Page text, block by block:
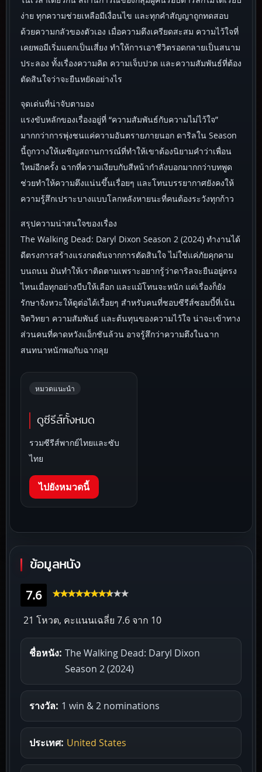
ง่าย ทุกความช่วยเหลือมีเงื่อนไข และทุกคำสัญญาถูกทดสอบ
ด้วยความกลัวของตัวเอง เมื่อความตึงเครียดสะสม ความไว้ใจที่
เคยพอมีเริ่มแตกเป็นเสี่ยง ทำให้การเอาชีวิตรอดกลายเป็นสนาม
ประลอง ทั้งเรื่องความคิด ความเจ็บปวด และความสัมพันธ์ที่ต้อง
ตัดสินใจว่าจะยืนหยัดอย่างไร
จุดเด่นที่น่าจับตามอง
แรงขับหลักของเรื่องอยู่ที่ “ความสัมพันธ์กับความไม่ไว้ใจ”
มากกว่าการพุ่งชนแค่ความอันตรายภายนอก ดาริลใน Season
นี้ถูกวางให้เผชิญสถานการณ์ที่ทำให้เขาต้องนิยามคำว่าเพื่อน
ใหม่อีกครั้ง ฉากที่ความเงียบกับสีหน้ากำลังบอกมากกว่าบทพูด
ช่วยทำให้ความตึงแน่นขึ้นเรื่อยๆ และโทนบรรยากาศยังคงให้
ความรู้สึกเปราะบางแบบโลกหลังหายนะที่คนต้องระวังทุกก้าว
สรุปความน่าสนใจของเรื่อง
The Walking Dead: Daryl Dixon Season 2 (2024) ทำงานได้
ดีตรงการสร้างแรงกดดันจากการตัดสินใจ ไม่ใช่แค่ภัยคุกคาม
บนถนน มันทำให้เราติดตามเพราะอยากรู้ว่าดาริลจะยืนอยู่ตรง
ไหนเมื่อทุกอย่างบีบให้เลือก และแม้โทนจะหนัก แต่เรื่องก็ยัง
รักษาจังหวะให้ดูต่อได้เรื่อยๆ สำหรับคนที่ชอบซีรีส์ซอมบี้ที่เน้น
จิตวิทยา ความสัมพันธ์ และต้นทุนของความไว้ใจ น่าจะเข้าทาง
ส่วนคนที่คาดหวังแอ็กชันล้วน อาจรู้สึกว่าความตึงในฉาก
สนทนาหนักพอกับฉากลุย
หมวดแนะนำ
ดูซีรีส์ทั้งหมด
รวมซีรีส์พากย์ไทยและซับ
ไทย
ไปยังหมวดนี้
ข้อมูลหนัง
7.6
21 โหวต, คะแนนเฉลี่ย 7.6 จาก 10
ชื่อหนัง: The Walking Dead: Daryl Dixon
Season 2 (2024)
รางวัล: 1 win & 2 nominations
ประเทศ: United States